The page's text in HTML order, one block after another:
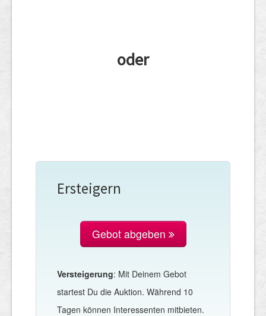
oder
Ersteigern
Gebot abgeben
Versteigerung: Mit Deinem Gebot
startest Du die Auktion. Während 10
Tagen können Interessenten mitbieten.